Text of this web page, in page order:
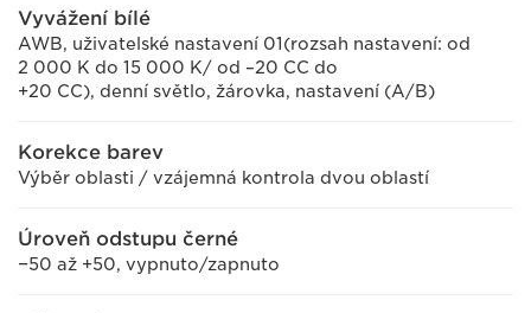
Vyvážení bílé
AWB, uživatelské nastavení 01(rozsah nastavení: od
2 000 K do 15 000 K/ od –20 CC do
+20 CC), denní světlo, žárovka, nastavení (A/B)
Korekce barev
Výběr oblasti / vzájemná kontrola dvou oblastí
Úroveň odstupu černé
−50 až +50, vypnuto/zapnuto